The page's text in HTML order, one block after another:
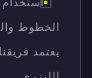
الخطوط
يعتمد